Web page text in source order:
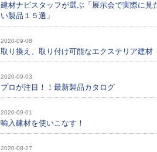
建材ナビスタッフが選ぶ「展示会で実際に見
い製品１５選」
2020-09-08
取り換え、取り付け可能なエクステリア建材
2020-09-03
プロが注目！！最新製品カタログ
2020-09-01
輸入建材を使いこなす！
2020-08-27